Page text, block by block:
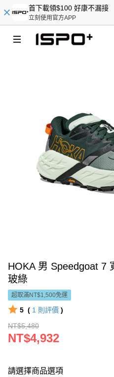
首下載領$100 好康不漏接
立刻使用官方APP
HOKA 男 Speedgoat 7
玻綠
超取滿NT$1,500免運
5 ( 1 則評價 )
NT$5,480
NT$4,932
請選擇商品選項